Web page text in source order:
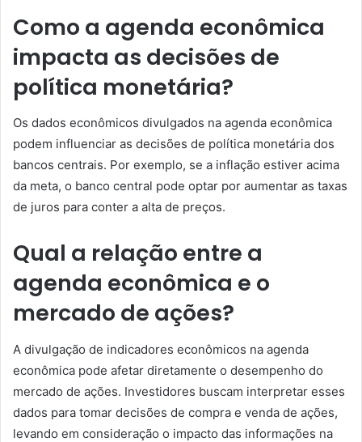
Como a agenda econômica
impacta as decisões de
política monetária?
Os dados econômicos divulgados na agenda econômica
podem influenciar as decisões de política monetária dos
bancos centrais. Por exemplo, se a inflação estiver acima
da meta, o banco central pode optar por aumentar as taxas
de juros para conter a alta de preços.
Qual a relação entre a
agenda econômica e o
mercado de ações?
A divulgação de indicadores econômicos na agenda
econômica pode afetar diretamente o desempenho do
mercado de ações. Investidores buscam interpretar esses
dados para tomar decisões de compra e venda de ações,
levando em consideração o impacto das informações na